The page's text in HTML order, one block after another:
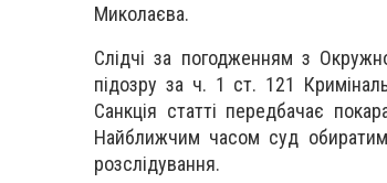
Миколаєва.
Слідчі за погодженням з
підозру за ч. 1 ст. 121
Санкція статті передбачає
Найближчим часом суд
розслідування.